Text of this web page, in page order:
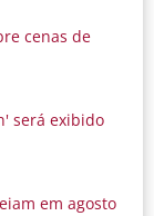
cenas de
será exibido
em agosto